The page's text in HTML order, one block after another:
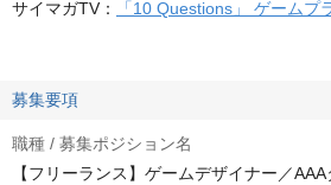
サイマガTV： 「10 Questions」 ゲームプ
募集要項
職種 / 募集ポジション名
【フリーランス】ゲームデザイナー／